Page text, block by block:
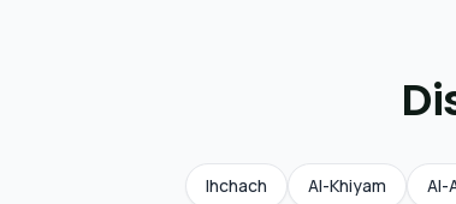
Ihchach Al-Khiyam Al-